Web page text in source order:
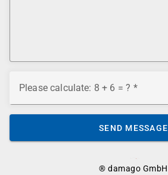
® damago GmbH
Please calculate: 8 + 6 = ?
SEND MESSAGE